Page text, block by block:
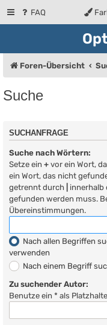
FAQ
Foren-Übersicht
Suche
SUCHANFRAGE
Suche nach Wörtern:
Setze ein + vor ein Wort,
ein Wort, das nicht
getrennt durch
innerhalb
gefunden werden muss.
Übereinstimmungen.
Nach allen Begriffen
verwenden
Nach einem Begriff
Zu suchender Autor:
Benutze ein * als